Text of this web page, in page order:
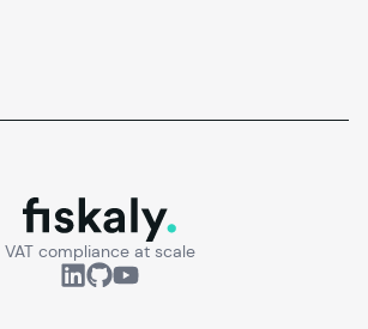
fiskaly.
VAT compliance at scale